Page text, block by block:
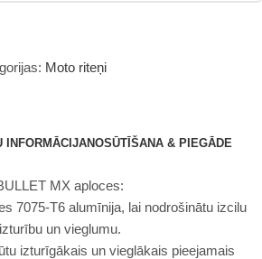
Moto riteņi
INFORMĀCIJANOSŪTĪŠANA & PIEGĀDE
MX aploces:
7075-T6 alumīnija, lai nodrošinātu izcilu
izturību un vieglumu.
izturīgākais un vieglākais pieejamais